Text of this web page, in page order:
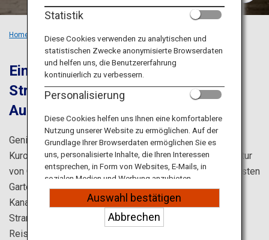
Home Empfohlene Orte Die Höhepunkte von Hokuriku
Eine Tour entlang der Hokuriku-
Straße mit atemberaubenden
Ausblicken!
Genießen Sie die atemberaubende Natur der Tateyama-
Kurobe-Alpenroute, die traditionelle japanische Architektur
von Gokayama, und Kenroku-en, den viele für den schönsten
Garten Japans halten. Erkunden Sie einen alten Bezirk in
Kanazawa oder fahren Sie über die Chirihama Nagisa-
Strandpiste mit einem weiten Blick über die Senmaida-
Reisfelder. Dies ist unsere empfohlene Route für einen
Statistik
Diese Cookies verwenden zu analytischen und
statistischen Zwecke anonymisierte Browserdaten
und helfen uns, die Benutzererfahrung
kontinuierlich zu verbessern.
Personalisierung
Diese Cookies helfen uns Ihnen eine komfortablere
Nutzung unserer Website zu ermöglichen. Auf der
Grundlage Ihrer Browserdaten ermöglichen Sie es
uns, personalisierte Inhalte, die Ihren Interessen
entsprechen, in Form von Websites, E-Mails, in
sozialen Medien und Werbung anzubieten.
Auswahl bestätigen
Abbrechen